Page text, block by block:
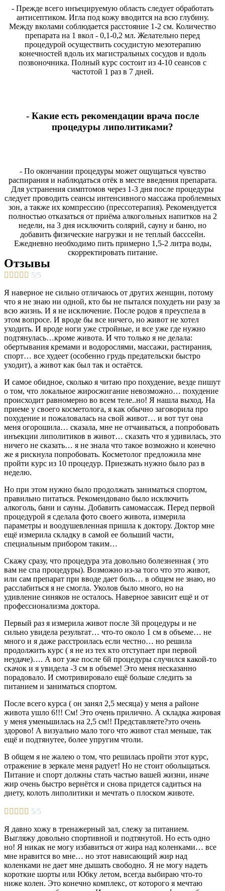
- Прежде всего инъецируемую область следует обработать
антисептиком. Игла под кожу вводится на всю глубину.
Между вколами соблюдается расстояние 1-2 см. Количество
препарата на 1 вкол - 0,1-0,2 мл. Желательно перед
процедурой осуществить сосудистую мезотерапию
конечностей вдоль их магистральных сосудов и вдоль
позвоночника. Полный курс состоит из 4-10 сеансов с
частотой 1 раз в 7 дней.
- Какие есть рекомендации врача после
процедуры липолитиками?
- По окончании процедуры может ощущаться чувство
распирания и наблюдаться отёк в месте введения препарата.
Для устранения симптомов через 1-3 дня после процедуры
следует проводить сеансы интенсивного массажа проблемных
зон, а также их компрессию (прессотерапия). Рекомендуется
полностью отказаться от приёма алкогольных напитков на 2
недели, на 3 дня исключить солярий, сауну и баню, но
добавить физические нагрузки и не теплый басссейн.
Ежедневно необходимо пить примерно 1,5-2 литра воды,
скорректировать питание.
Отзывы
     5/5
Я наверное не сильно отличаюсь от других женщин, потому
что я не знаю ни одной, кто бы не пытался похудеть ни разу за
всю жизнь. И я не исключение. После родов я преуспела в
этом вопросе. И вроде бы все ничего, но живот не хотел
уходить. И вроде ноги уже стройные, и все уже где нужно
подтянулась…кроме живота. И что только я не делала:
обертывания кремами и водорослями, массажи, растирания,
спорт… все худеет (особенно грудь предательски быстро
уходит), а живот как был так и остаётся.
И самое обидное, сколько я читаю про похудение, везде пишут
о том, что локальное жиросжигание невозможно… похудение
происходит равномерно во всем теле..но! Я нашла выход. На
приеме у своего косметолога, я как обычно заговорила про
похудение и пожаловалась на свой живот… и вот тут она
меня огорошила… сказала, мне не отчаиваться, а попробовать
инъекции липолитиков в живот… сказать что я удивилась, это
ничего не сказать… я не знала что такое возможно и конечно
же я рискнула попробовать. Косметолог предложила мне
пройти курс из 10 процедур. Приезжать нужно было раз в
неделю.
Но при этом нужно было продолжать заниматься спортом,
правильно питаться. Рекомендовано было исключить
алкоголь, бани и сауны. Добавить самомассаж. Перед первой
процедурой я сделала фото своего живота, измерила
параметры и воодушевленная пришла к доктору. Доктор мне
ещё измерила складку в самой ее больший части,
специальным прибором таким…
Скажу сразу, что процедура эта довольно болезненная ( это
вам не спа процедуры). Возможно из-за того что это живот,
или сам препарат при вводе дает боль… в общем не знаю, но
расслабиться я не смогла. Уколов было много, но на
удивление синяков не осталось. Наверное зависит ещё и от
профессионализма доктора.
Первый раз я измерила живот после 3й процедуры и не
сильно увидела результат… что-то около 1 см в объеме… не
много и я даже расстроилась если честно… но решила
продолжить курс ( я не из тех кто отступает при первой
неудаче)…. А вот уже после 6й процедуры случился какой-то
скачок и я увидела -3 см в объеме! Это меня несказанно
порадовало. И смотривировало ещё больше следить за
питанием и заниматься спортом.
После всего курса ( он занял 2,5 месяца) у меня а районе
живота ушло 6!!! См! Это очень прилично. А складка жировая
у меня уменьшилась на 2,5 см!! Представляете?это очень
здорово! А визуально мало того что живот стал меньше, так
ещё и подтянутее, более упругим чтоли.
В общем я не жалею о том, что решилась пройти этот курс,
отражение в зеркале меня радует! Но не стоит обольщаться.
Питание и спорт должны стать частью вашей жизни, иначе
жир очень быстро вернётся и снова придется садиться на
диету, колоть липолитики и мечтать о плоском животе.
     5/5
Я давно хожу в тренажерный зал, слежу за питанием.
Выгляжу довольно спортивной и подтянутой. Но есть одно
но! Я никак не могу избавиться от жира над коленками… все
мне нравится во мне… но этот нависающий жир над
коленками не дает мне дышать свободно. Я не могу надеть
короткие шорты или Юбку летом, всегда выбираю что-то
ниже колен. Это конечно комплекс, от которого я мечтаю